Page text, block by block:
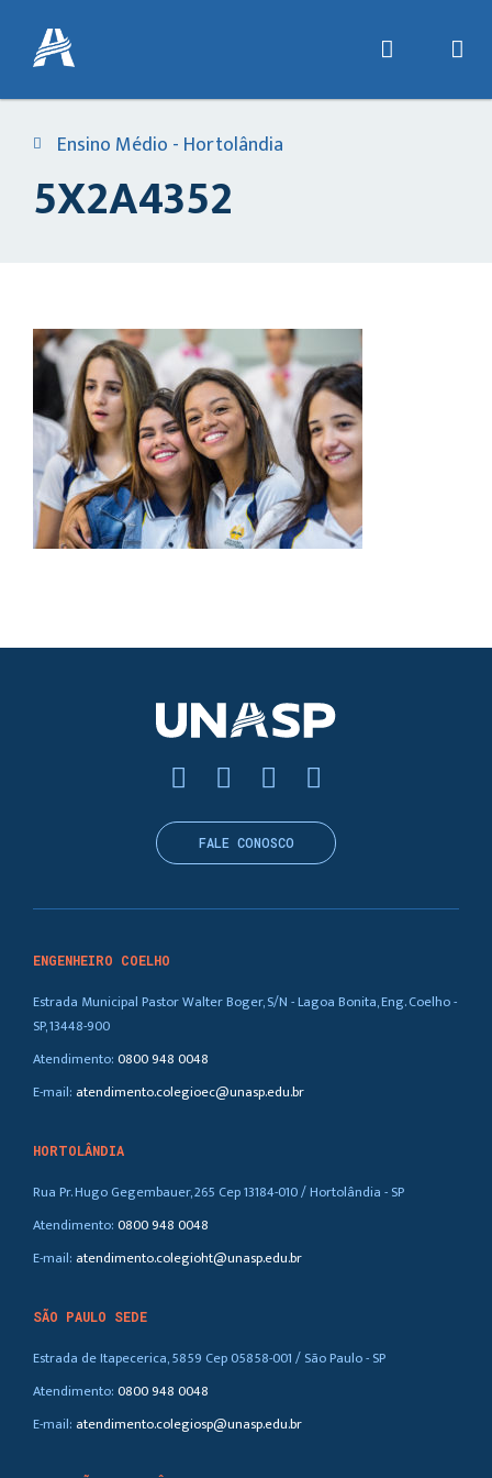
Ensino Médio - Hortolândia
5X2A4352
ENGENHEIRO COELHO
Estrada Municipal Pastor Walter Boger, S/N - Lagoa Bonita, Eng. Coelho -
SP, 13448-900
Atendimento:0800 948 0048
E-mail: atendimento.colegioec@unasp.edu.br
HORTOLÂNDIA
Rua Pr. Hugo Gegembauer, 265 Cep 13184-010 / Hortolândia - SP
Atendimento:0800 948 0048
E-mail: atendimento.colegioht@unasp.edu.br
SÃO PAULO SEDE
Estrada de Itapecerica, 5859 Cep 05858-001 / São Paulo - SP
Atendimento:0800 948 0048
E-mail: atendimento.colegiosp@unasp.edu.br
FALE CONOSCO